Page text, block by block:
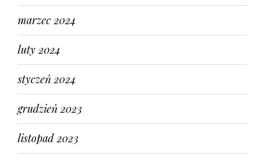
marzec 2024
luty 2024
styczeń 2024
grudzień 2023
listopad 2023